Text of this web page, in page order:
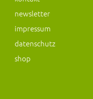
r
a
m
o
k
newsletter
impressum
datenschutz
shop